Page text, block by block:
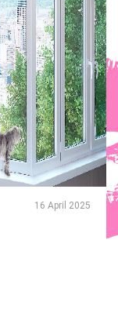
16 April 2025